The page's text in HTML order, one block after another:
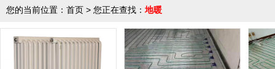
您的当前位置： 首页 > 您正在查找： 地暖